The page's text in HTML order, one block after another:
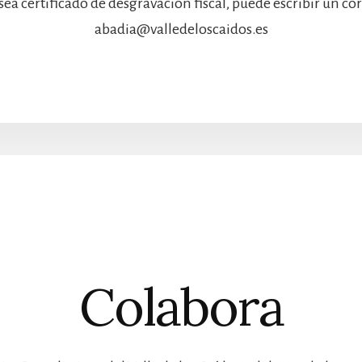
abadia@valledeloscaidos.es
Colabora